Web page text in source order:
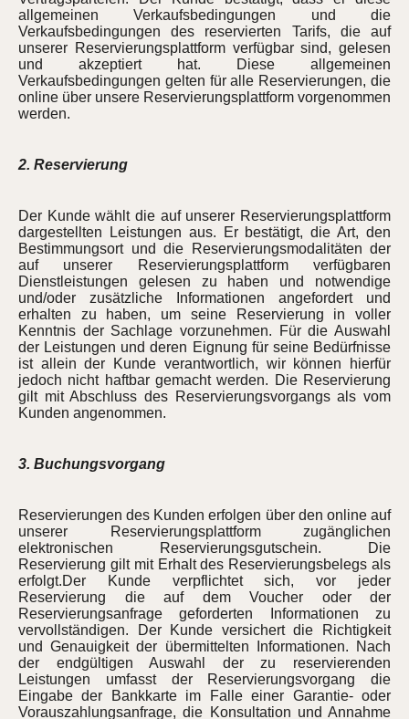
allgemeinen Verkaufsbedingungen und die
Verkaufsbedingungen des reservierten Tarifs, die auf
unserer Reservierungsplattform verfügbar sind, gelesen
und akzeptiert hat. Diese allgemeinen
Verkaufsbedingungen gelten für alle Reservierungen, die
online über unsere Reservierungsplattform vorgenommen
werden.
2. Reservierung
Der Kunde wählt die auf unserer Reservierungsplattform
dargestellten Leistungen aus. Er bestätigt, die Art, den
Bestimmungsort und die Reservierungsmodalitäten der
auf unserer Reservierungsplattform verfügbaren
Dienstleistungen gelesen zu haben und notwendige
und/oder zusätzliche Informationen angefordert und
erhalten zu haben, um seine Reservierung in voller
Kenntnis der Sachlage vorzunehmen. Für die Auswahl
der Leistungen und deren Eignung für seine Bedürfnisse
ist allein der Kunde verantwortlich, wir können hierfür
jedoch nicht haftbar gemacht werden. Die Reservierung
gilt mit Abschluss des Reservierungsvorgangs als vom
Kunden angenommen.
3. Buchungsvorgang
Reservierungen des Kunden erfolgen über den online auf
unserer Reservierungsplattform zugänglichen
elektronischen Reservierungsgutschein. Die
Reservierung gilt mit Erhalt des Reservierungsbelegs als
erfolgt.Der Kunde verpflichtet sich, vor jeder
Reservierung die auf dem Voucher oder der
Reservierungsanfrage geforderten Informationen zu
vervollständigen. Der Kunde versichert die Richtigkeit
und Genauigkeit der übermittelten Informationen. Nach
der endgültigen Auswahl der zu reservierenden
Leistungen umfasst der Reservierungsvorgang die
Eingabe der Bankkarte im Falle einer Garantie- oder
Vorauszahlungsanfrage, die Konsultation und Annahme